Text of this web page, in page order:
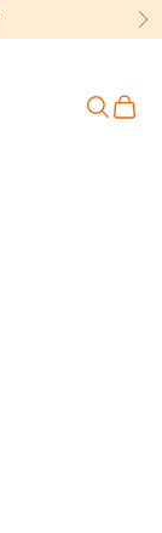
Pesquisar